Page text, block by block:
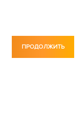
ПРОДОЛЖИТЬ